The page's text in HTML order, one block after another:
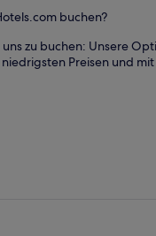
buchen?
zu buchen: Unsere
Preisen und